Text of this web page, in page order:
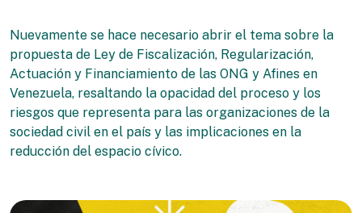
Nuevamente se hace necesario abrir el tema sobre la
propuesta de Ley de Fiscalización, Regularización,
Actuación y Financiamiento de las ONG y Afines en
Venezuela, resaltando la opacidad del proceso y los
riesgos que representa para las organizaciones de la
sociedad civil en el país y las implicaciones en la
reducción del espacio cívico.